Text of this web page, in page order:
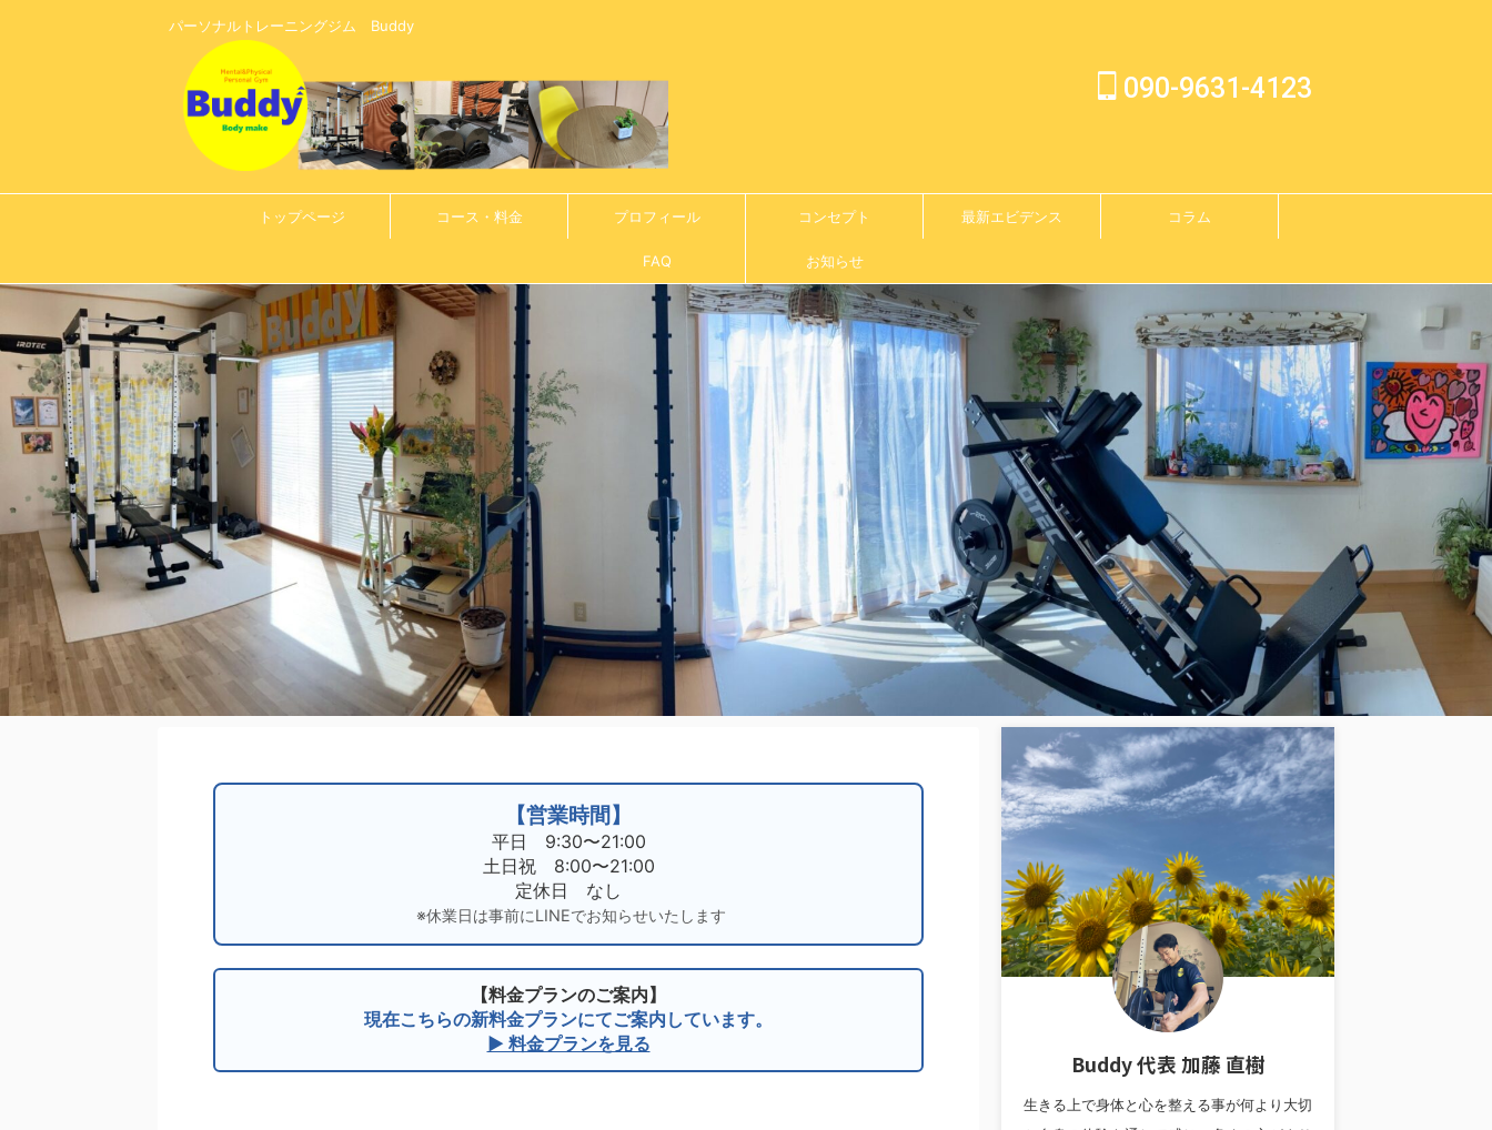
パーソナルトレーニングジム Buddy
090-9631-4123
トップページ コース・料金 プロフィール コンセプト 最新エビデンス コラム
FAQ お知らせ
【営業時間】
平日 9:30〜21:00
土日祝 8:00〜21:00
定休日 なし
※休業日は事前にLINEでお知らせいたします
【料金プランのご案内】
現在こちらの新料金プランにてご案内しています。
▶ 料金プランを見る
Buddy 代表 加藤 直樹
生きる上で身体と心を整える事が何より大切